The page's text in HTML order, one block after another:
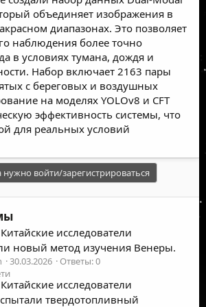
объединяет изображения в
диапазонах. Это позволяет
наблюдения более точно
в условиях тумана, дождя и
Набор включает 2163 пары
с береговых и воздушных
на моделях YOLOv8 и CFT
эффективность системы, что
для реальных условий
нужно войти/зарегистрироваться
Китайские исследователи
новый метод изучения Венеры.
30.03.2026
Ответы: 0
Китайские исследователи
твердотопливный